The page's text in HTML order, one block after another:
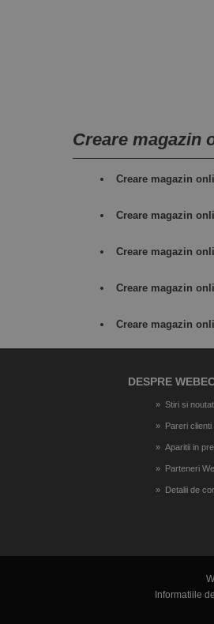
Creare magazin
Creare magazin
Creare magazin
Creare magazin
Creare magazin
Creare magazin
DESPRE
Stiri si
Pareri clienti
Aparitii in
Parteneri
Detalii de
Informatiile